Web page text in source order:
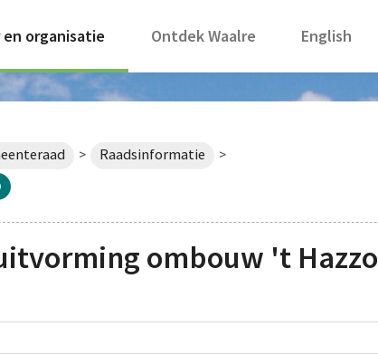
organisatie Ontdek Waalre English
> Raadsinformatie >
ombouw 't Hazzo